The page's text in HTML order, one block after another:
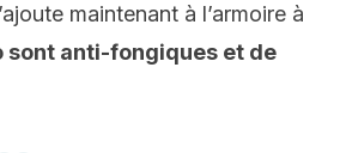
maintenant à l’armoire à
sont anti-fongiques et de